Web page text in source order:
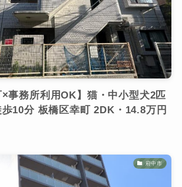
×事務所利用OK】猫・中小型犬2匹
10分 板橋区幸町 2DK・14.8万円
府中市